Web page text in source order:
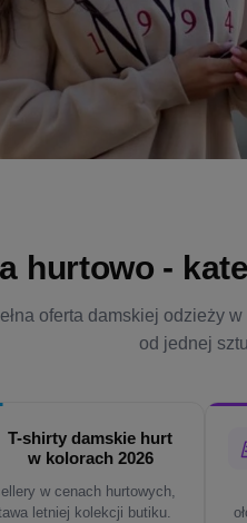
hurtowo -
oferta damskiej odzieży
od jednej
T-shirty damskie hurt
w kolorach 2026
w cenach hurtowych,
letniej kolekcji butiku.